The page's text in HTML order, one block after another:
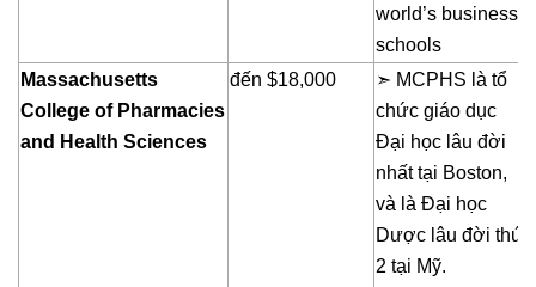
world’s business
schools
Massachusetts
College of Pharmacies
and Health Sciences
đến $18,000
➣ MCPHS là tổ
chức giáo dục
Đại học lâu đời
nhất tại Boston,
và là Đại học
Dược lâu đời thứ
2 tại Mỹ.